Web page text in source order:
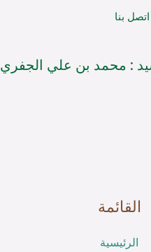
اتصل بنا
: محمد بن علي الجفري
القائمة
الرئيسية